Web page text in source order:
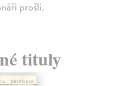
prošli.
tituly